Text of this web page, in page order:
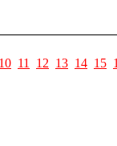
10 11 12 13 14 15